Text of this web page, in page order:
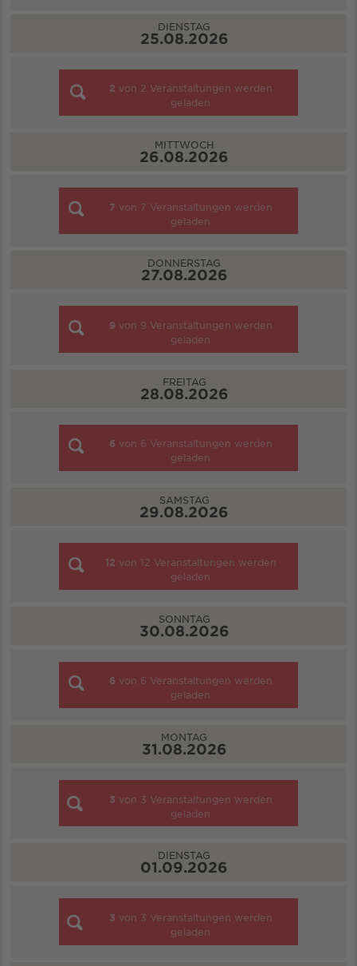
DIENSTAG
25.08.2026
2 von 2 Veranstaltungen werden
geladen
MITTWOCH
26.08.2026
7 von 7 Veranstaltungen werden
geladen
DONNERSTAG
27.08.2026
9 von 9 Veranstaltungen werden
geladen
FREITAG
28.08.2026
6 von 6 Veranstaltungen werden
geladen
SAMSTAG
29.08.2026
12 von 12 Veranstaltungen werden
geladen
SONNTAG
30.08.2026
6 von 6 Veranstaltungen werden
geladen
MONTAG
31.08.2026
3 von 3 Veranstaltungen werden
geladen
DIENSTAG
01.09.2026
3 von 3 Veranstaltungen werden
geladen